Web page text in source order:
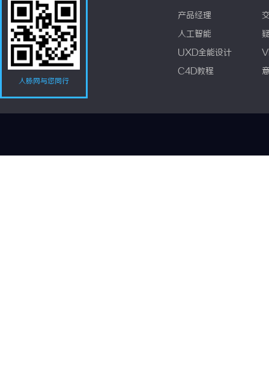
人脉网与您同行
产品经理
人工智能
UXD全能设计
C4D教程